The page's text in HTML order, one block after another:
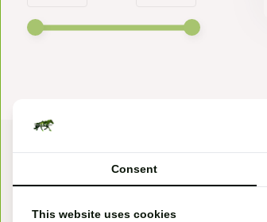
Consent
This website uses cookies